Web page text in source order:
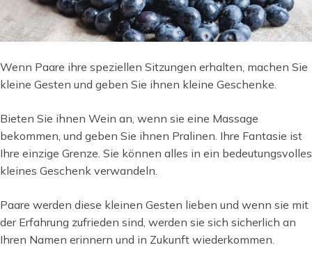
Wenn Paare ihre speziellen Sitzungen erhalten, machen Sie
kleine Gesten und geben Sie ihnen kleine Geschenke.
Bieten Sie ihnen Wein an, wenn sie eine Massage
bekommen, und geben Sie ihnen Pralinen. Ihre Fantasie ist
Ihre einzige Grenze. Sie können alles in ein bedeutungsvolles
kleines Geschenk verwandeln.
Paare werden diese kleinen Gesten lieben und wenn sie mit
der Erfahrung zufrieden sind, werden sie sich sicherlich an
Ihren Namen erinnern und in Zukunft wiederkommen.